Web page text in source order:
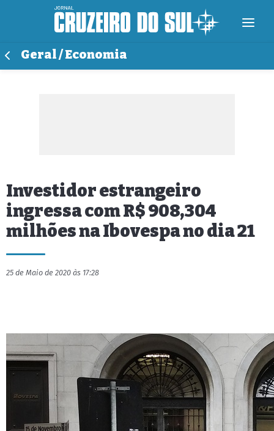
Geral / Economia
Investidor estrangeiro
ingressa com R$ 908,304
milhões na Ibovespa no dia 21
25 de Maio de 2020 às 17:28